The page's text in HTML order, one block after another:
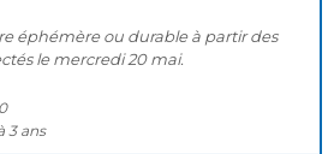
éphémère ou durable à partir des
le mercredi 20 mai.
3 ans